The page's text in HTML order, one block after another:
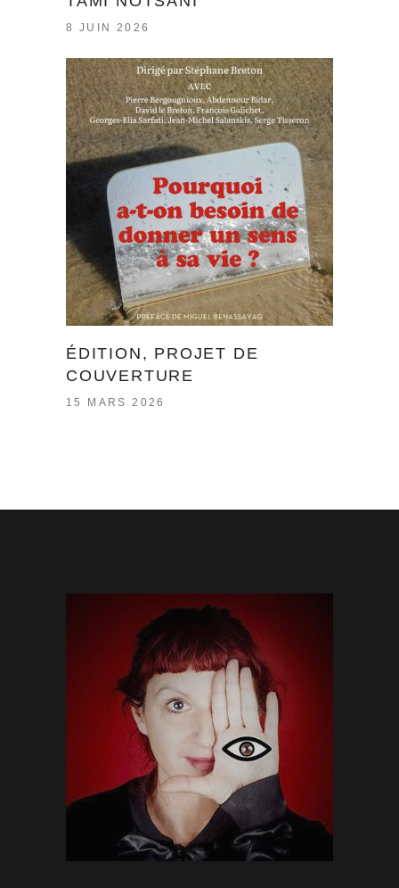
8 JUIN 2026
ÉDITION, PROJET DE
COUVERTURE
15 MARS 2026